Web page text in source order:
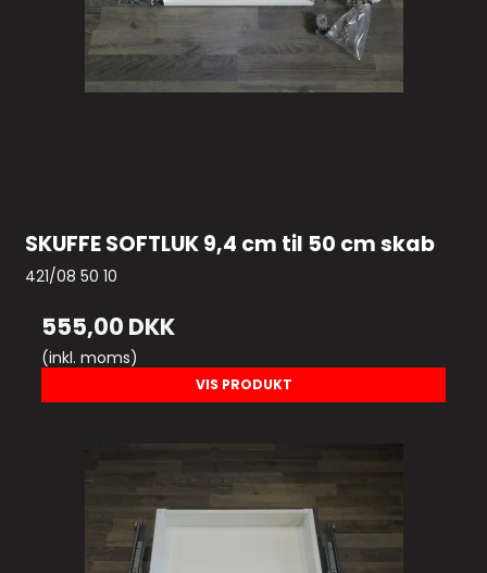
SKUFFE SOFTLUK 9,4 cm til 50 cm skab
421/08 50 10
555,00 DKK
(inkl. moms)
VIS PRODUKT